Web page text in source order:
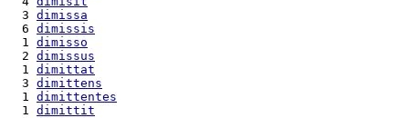
  3
dimissa
  6
dimissis
  1
dimisso
  2
dimissus
  1
dimittat
  3
dimittens
  1
dimittentes
  1
dimittit